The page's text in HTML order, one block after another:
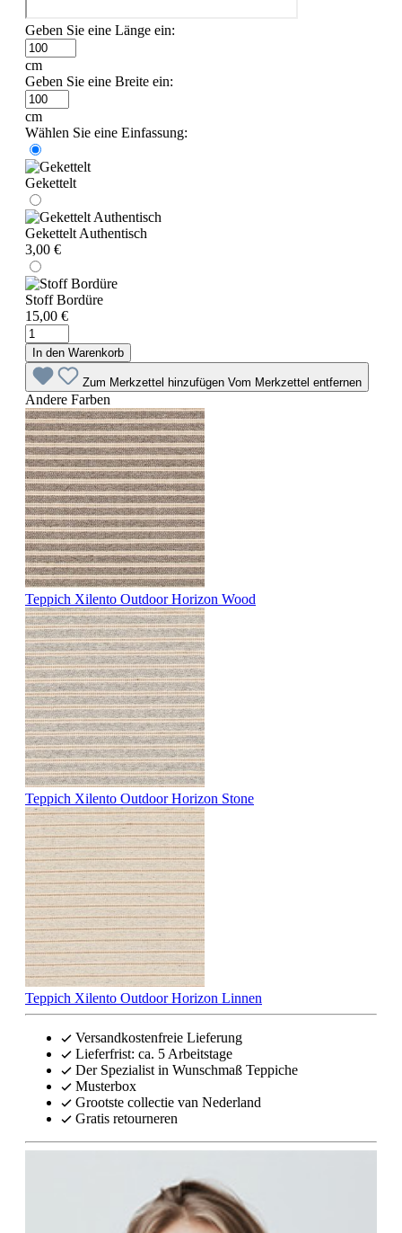
Geben Sie eine Länge ein:
cm
Geben Sie eine Breite ein:
cm
Wählen Sie eine Einfassung:
Gekettelt
Gekettelt Authentisch
3,00 €
Stoff Bordüre
15,00 €
In den Warenkorb
Zum Merkzettel hinzufügen Vom Merkzettel entfernen
Andere Farben
Teppich Xilento Outdoor Horizon Wood
Teppich Xilento Outdoor Horizon Stone
Teppich Xilento Outdoor Horizon Linnen
Versandkostenfreie Lieferung
Lieferfrist: ca. 5 Arbeitstage
Der Spezialist in Wunschmaß Teppiche
Musterbox
Grootste collectie van Nederland
Gratis retourneren